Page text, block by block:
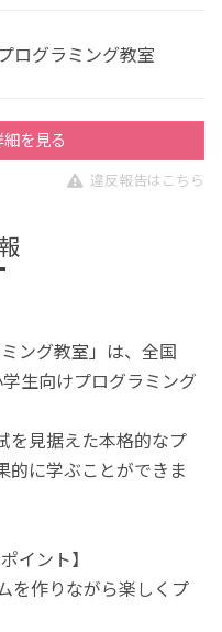
ログラミング教室
を見る
違反報告はこちら
ング教室」は、全国
生向けプログラミング
を見据えた本格的なプ
的に学ぶことができま
イント】
を作りながら楽しくプ